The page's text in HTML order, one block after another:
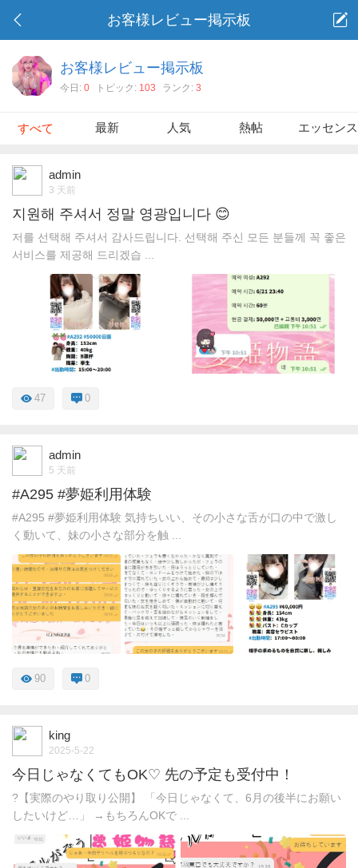
お客様レビュー掲示板
お客様レビュー掲示板
今日: 0 トピック: 103 ランク: 3
すべて 最新 人気 熱帖 エッセンス
admin
3 天前
지원해 주셔서 정말 영광입니다 😊
저를 선택해 주셔서 감사드립니다. 선택해 주신 모든 분들께 꼭 좋은
서비스를 제공해 드리겠습 ...
47 0
admin
5 天前
#A295 #夢姫利用体験
#A295 #夢姫利用体験 気持ちいい、その小さな舌が口の中で激し
く動いて、妹の小さな部分を触 ...
90 0
king
2025-5-22
今日じゃなくてもOK♡ 先の予定も受付中！
?【実際のやり取り公開】 「今日じゃなくて、6月の後半にお願い
したいけど…」 →もちろんOKで ...